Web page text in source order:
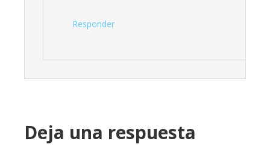
Responder
Deja una respuesta